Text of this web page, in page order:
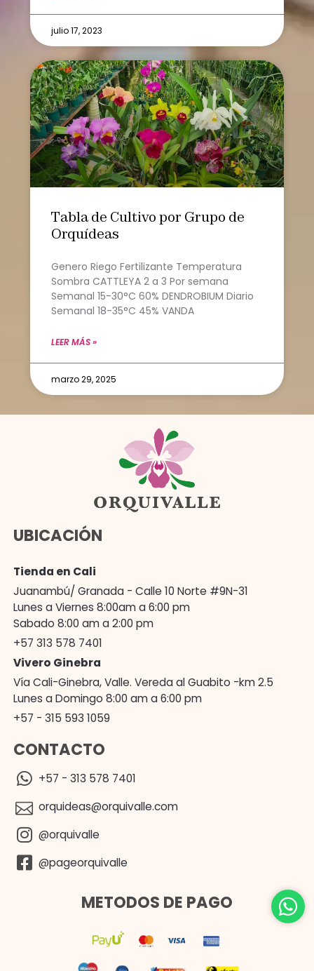
julio 17, 2023
Tabla de Cultivo por Grupo de
Orquídeas
Genero Riego Fertilizante Temperatura
Sombra CATTLEYA 2 a 3 Por semana
Semanal 15-30°C 60% DENDROBIUM Diario
Semanal 18-35°C 45% VANDA
LEER MÁS »
marzo 29, 2025
UBICACIÓN
Tienda en Cali
Juanambú/ Granada - Calle 10 Norte #9N-31
Lunes a Viernes 8:00am a 6:00 pm
Sabado 8:00 am a 2:00 pm
+57 313 578 7401
Vivero Ginebra
Vía Cali-Ginebra, Valle. Vereda al Guabito -km 2.5
Lunes a Domingo 8:00 am a 6:00 pm
+57 - 315 593 1059
CONTACTO
+57 - 313 578 7401
orquideas@orquivalle.com
@orquivalle
@pageorquivalle
METODOS DE PAGO